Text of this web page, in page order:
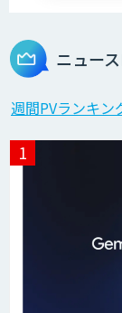
ニュー
週間PVランキン